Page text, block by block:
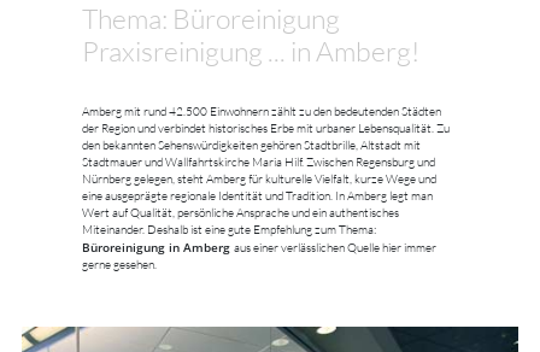
Thema: Büroreinigung
Praxisreinigung ... in Amberg!
Amberg mit rund 42.500 Einwohnern zählt zu den bedeutenden Städten
der Region und verbindet historisches Erbe mit urbaner Lebensqualität. Zu
den bekannten Sehenswürdigkeiten gehören Stadtbrille, Altstadt mit
Stadtmauer und Wallfahrtskirche Maria Hilf. Zwischen Regensburg und
Nürnberg gelegen, steht Amberg für kulturelle Vielfalt, kurze Wege und
eine ausgeprägte regionale Identität und Tradition. In Amberg legt man
Wert auf Qualität, persönliche Ansprache und ein authentisches
Miteinander. Deshalb ist eine gute Empfehlung zum Thema:
Büroreinigung in Amberg aus einer verlässlichen Quelle hier immer
gerne gesehen.